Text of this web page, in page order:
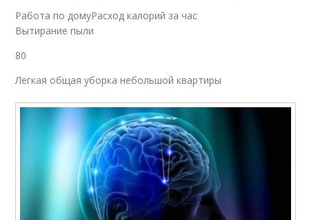
Работа по домуРасход калорий за час
Вытирание пыли
80
Легкая общая уборка небольшой квартиры